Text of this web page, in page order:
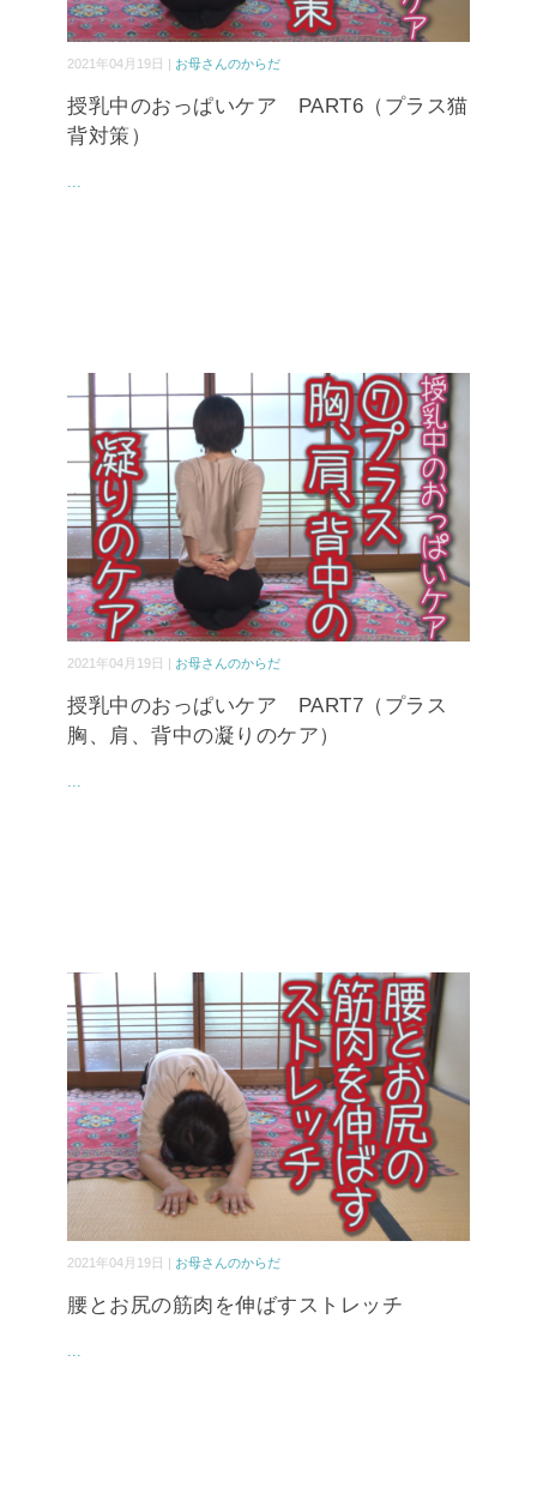
2021年04月19日 | お母さんのからだ
授乳中のおっぱいケア PART6（プラス猫
背対策）
2021年04月19日 | お母さんのからだ
授乳中のおっぱいケア PART7（プラス
胸、肩、背中の凝りのケア）
2021年04月19日 | お母さんのからだ
腰とお尻の筋肉を伸ばすストレッチ